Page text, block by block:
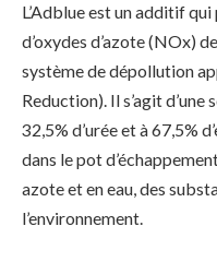
L’Adblue est un additif
d’oxydes d’azote (NOx)
système de dépollution
Reduction). Il s’agit
32,5% d’urée et à 67,5%
dans le pot
azote et en eau, des
l’environnement.